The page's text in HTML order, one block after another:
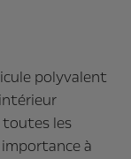
polyvalent
les
à